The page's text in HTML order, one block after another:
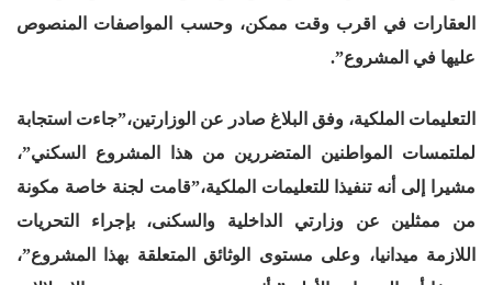
العقارات في اقرب وقت ممكن، وحسب المواصفات المنصوص
عليها في المشروع”.
التعليمات الملكية، وفق البلاغ صادر عن الوزارتين،”جاءت استجابة
لملتمسات المواطنين المتضررين من هذا المشروع السكني”،
مشيرا إلى أنه تنفيذا للتعليمات الملكية،”قامت لجنة خاصة مكونة
من ممثلين عن وزارتي الداخلية والسكنى، بإجراء التحريات
اللازمة ميدانيا، وعلى مستوى الوثائق المتعلقة بهذا المشروع”،